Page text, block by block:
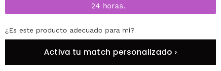
24 horas.
¿Es este producto adecuado para mí?
Activa tu match personalizado ›